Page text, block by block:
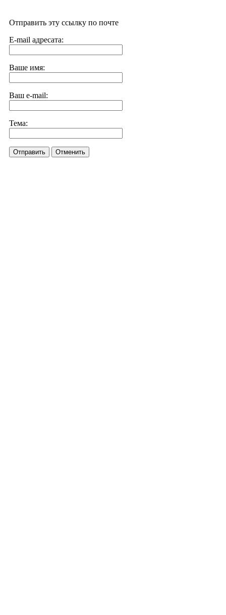
Отправить эту ссылку по почте
E-mail адресата:
Ваше имя:
Ваш e-mail:
Тема:
Отправить Отменить